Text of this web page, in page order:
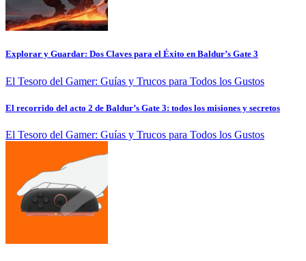
Explorar y Guardar: Dos Claves para el Éxito en Baldur’s Gate 3
El Tesoro del Gamer: Guías y Trucos para Todos los Gustos
El recorrido del acto 2 de Baldur’s Gate 3: todos los misiones y secretos
El Tesoro del Gamer: Guías y Trucos para Todos los Gustos